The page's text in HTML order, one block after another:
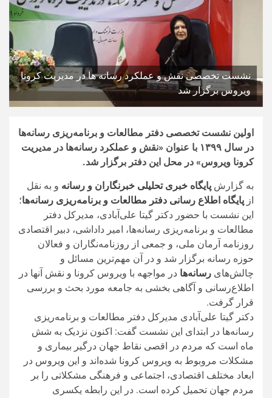
نشست تخصصی نقش و عملکرد رسانه ها در مدیریت کرونا
ویروس برگزار شد
اولین نشست تخصصی دفتر مطالعات و برنامه‌ریزی رسانه‌ها
در سال ۱۳۹۹ با عنوان «نقش و عملکرد رسانه‌ها در مدیریت
کرونا ویروس» در محل این دفتر برگزار شد.
به گزارش پایگاه خبری تحلیلی خبرنگاران و رسانه و به نقل
از پایگاه اطلاع رسانی دفتر مطالعات و برنامه‌ریزی رسانه‌ها؛
این نشست با حضور دکتر گیتا علی‌آبادی، مدیرکل دفتر
مطالعات و برنامه‌ریزی رسانه‌ها، امیر داداشی، دبیر اقتصادی
روزنامه آرمان ملی، و جمعی از روزنامه‌نگاران و فعالان
حوزه رسانه برگزار شد و در آن مهم‌ترین مسائل و
چالش‌های رسانه‌ها در مواجهه با ویروس کرونا و نقش آنها در
اطلاع‌رسانی و آگاهی بخشی به جامعه مورد بحث و بررسی
قرار گرفت.
دکتر گیتا علی‌آبادی مدیرکل دفتر مطالعات و برنامه‌ریزی
رسانه‌ها در ابتدای این نشست گفت: اکنون نزدیک به شش
ماه است که مردم در اقصی نقاط جهان درگیر بیماری و
مشکلات مروبوط به ویروس کرونا شده‌اند و این ویروس در
ابعاد مختلف اقتصادی، اجتماعی و فرهنگی مشکلاتی را بر
مردم جهان تحمیل کرده است. در این رابطه یکسری